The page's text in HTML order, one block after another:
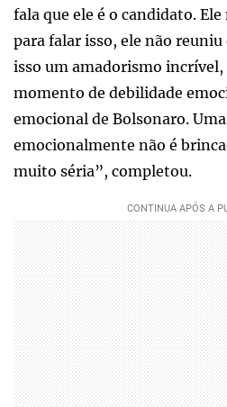
fala que ele é o candidato.
para falar isso, ele não reuniu
isso um amadorismo
momento de debilidade
emocional de Bolsonaro.
emocionalmente não é
muito séria”, completou.